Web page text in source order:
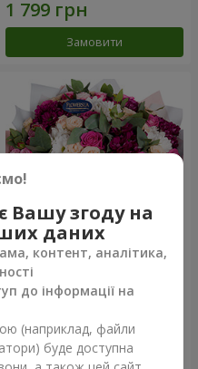
Замовити
Букет "Все для тебе ...!"
Замовити
Вашу згоду на
даних
контент, аналітика,
до інформації на
(наприклад, файли
буде доступна